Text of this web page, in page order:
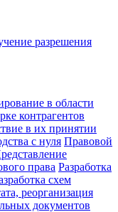
разрешения
в области
контрагентов
в их принятии
с нуля Правовой
права Разработка
схем
реорганизация
документов